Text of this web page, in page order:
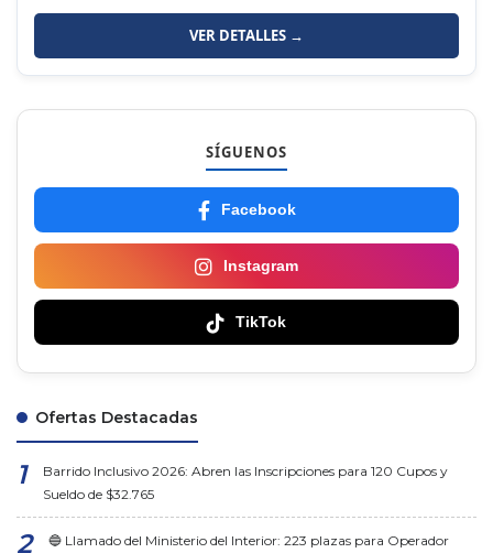
VER DETALLES →
SÍGUENOS
Facebook
Instagram
TikTok
Ofertas Destacadas
Barrido Inclusivo 2026: Abren las Inscripciones para 120 Cupos y
Sueldo de $32.765
🔵 Llamado del Ministerio del Interior: 223 plazas para Operador